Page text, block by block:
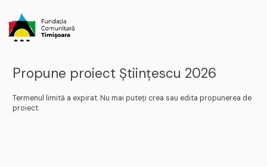
Propune proiect Științescu 2026
Termenul limită a expirat. Nu mai puteți crea sau edita propunerea de
proiect.